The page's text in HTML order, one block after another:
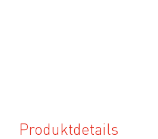
Produktdetails